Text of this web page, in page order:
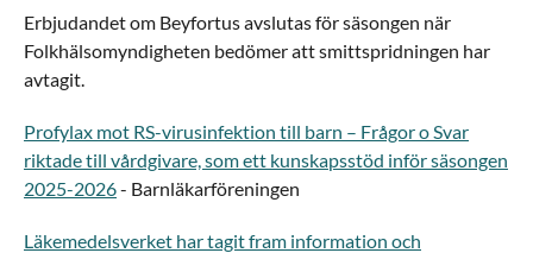
Erbjudandet om Beyfortus avslutas för säsongen när
Folkhälsomyndigheten bedömer att smittspridningen har
avtagit.
Profylax mot RS-virusinfektion till barn – Frågor o Svar
riktade till vårdgivare, som ett kunskapsstöd inför säsongen
2025-2026- Barnläkarföreningen
Läkemedelsverket har tagit fram information och